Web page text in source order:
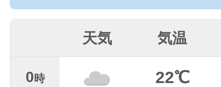
天気 気温
0時 22℃